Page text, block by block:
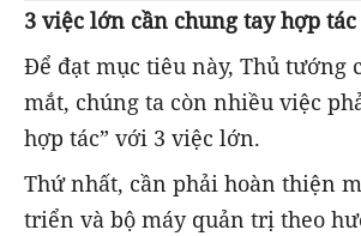
3 việc lớn cần chung tay hợp tác
Để đạt mục tiêu này, Thủ tướng
mắt, chúng ta còn nhiều việc
hợp tác” với 3 việc lớn.
Thứ nhất, cần phải hoàn thiện
triển và bộ máy quản trị theo